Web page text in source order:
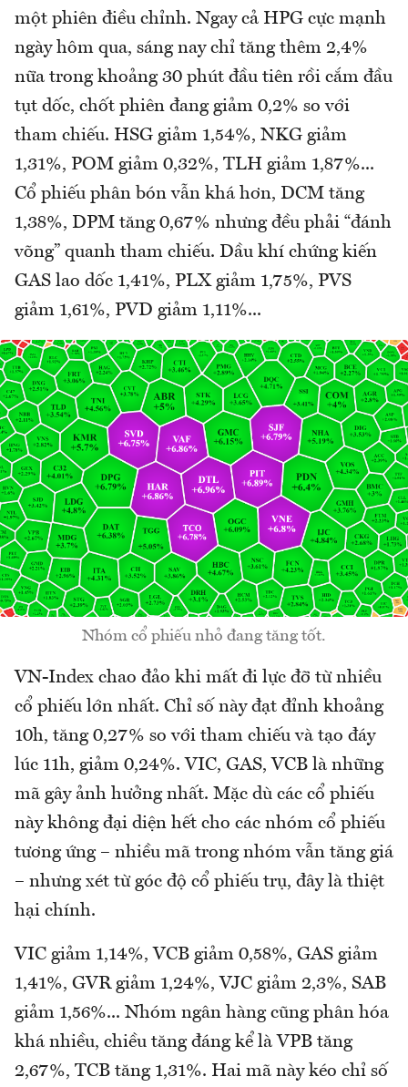
một phiên điều chỉnh. Ngay cả HPG cực mạnh
ngày hôm qua, sáng nay chỉ tăng thêm 2,4%
nữa trong khoảng 30 phút đầu tiên rồi cắm đầu
tụt dốc, chốt phiên đang giảm 0,2% so với
tham chiếu. HSG giảm 1,54%, NKG giảm
1,31%, POM giảm 0,32%, TLH giảm 1,87%...
Cổ phiếu phân bón vẫn khá hơn, DCM tăng
1,38%, DPM tăng 0,67% nhưng đều phải “đánh
võng” quanh tham chiếu. Dầu khí chứng kiến
GAS lao dốc 1,41%, PLX giảm 1,75%, PVS
giảm 1,61%, PVD giảm 1,11%...
Nhóm cổ phiếu nhỏ đang tăng tốt.
VN-Index chao đảo khi mất đi lực đỡ từ nhiều
cổ phiếu lớn nhất. Chỉ số này đạt đỉnh khoảng
10h, tăng 0,27% so với tham chiếu và tạo đáy
lúc 11h, giảm 0,24%. VIC, GAS, VCB là những
mã gây ảnh hưởng nhất. Mặc dù các cổ phiếu
này không đại diện hết cho các nhóm cổ phiếu
tương ứng – nhiều mã trong nhóm vẫn tăng giá
– nhưng xét từ góc độ cổ phiếu trụ, đây là thiệt
hại chính.
VIC giảm 1,14%, VCB giảm 0,58%, GAS giảm
1,41%, GVR giảm 1,24%, VJC giảm 2,3%, SAB
giảm 1,56%... Nhóm ngân hàng cũng phân hóa
khá nhiều, chiều tăng đáng kể là VPB tăng
2,67%, TCB tăng 1,31%. Hai mã này kéo chỉ số